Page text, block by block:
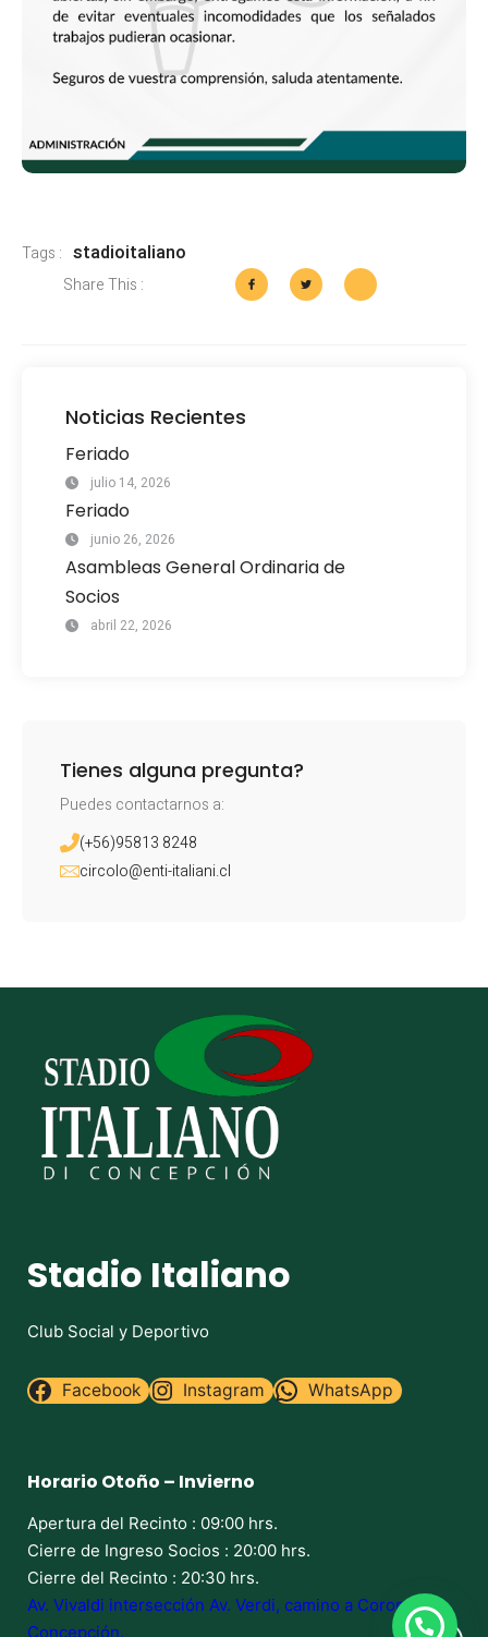
Tags : stadioitaliano
Share This :
Noticias Recientes
Feriado
julio 14, 2026
Feriado
junio 26, 2026
Asambleas General Ordinaria de
Socios
abril 22, 2026
Tienes alguna pregunta?
Puedes contactarnos a:
(+56)95813 8248
circolo@enti-italiani.cl
Stadio Italiano
Club Social y Deportivo
Facebook Instagram WhatsApp
Horario Otoño – Invierno
Apertura del Recinto : 09:00 hrs.
Cierre de Ingreso Socios : 20:00 hrs.
Cierre del Recinto : 20:30 hrs.
Av. Vivaldi intersección Av. Verdi, camino a Coronel,
Concepción.